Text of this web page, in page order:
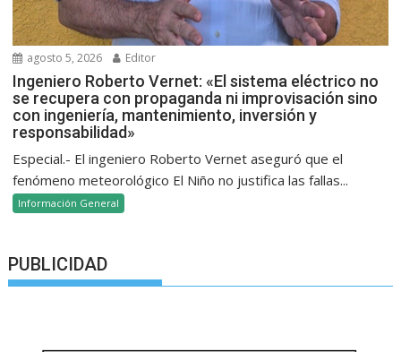
agosto 5, 2026 Editor
Ingeniero Roberto Vernet: «El sistema eléctrico no
se recupera con propaganda ni improvisación sino
con ingeniería, mantenimiento, inversión y
responsabilidad»
Especial.- El ingeniero Roberto Vernet aseguró que el
fenómeno meteorológico El Niño no justifica las fallas...
Información General
PUBLICIDAD